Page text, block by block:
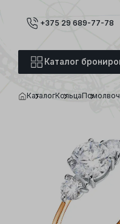
+375 29 689-77-78
Каталог
КаталогКольца